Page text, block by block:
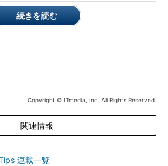
,35,宇和島市新町,ステーキハウス闘牛
,北宇和郡三間町大字宮野下,農業
続きを読む
Copyright © ITmedia, Inc. All Rights Reserved.
関連情報
連載一覧